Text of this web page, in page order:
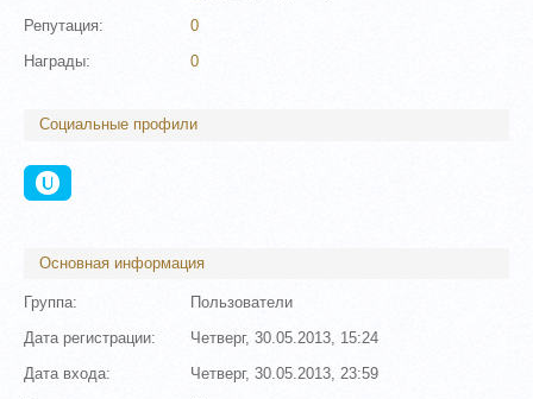
Репутация: 0
Награды: 0
Социальные профили
Основная информация
Группа: Пользователи
Дата регистрации: Четверг, 30.05.2013, 15:24
Дата входа: Четверг, 30.05.2013, 23:59